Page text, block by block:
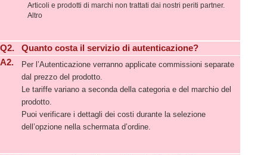
Articoli e prodotti di marchi non trattati dai nostri periti partner.
Altro
Q2.
Quanto costa il servizio di autenticazione?
A2.
Per l’Autenticazione verranno applicate commissioni separate
dal prezzo del prodotto.
Le tariffe variano a seconda della categoria e del marchio del
prodotto.
Puoi verificare i dettagli dei costi durante la selezione
dell’opzione nella schermata d’ordine.